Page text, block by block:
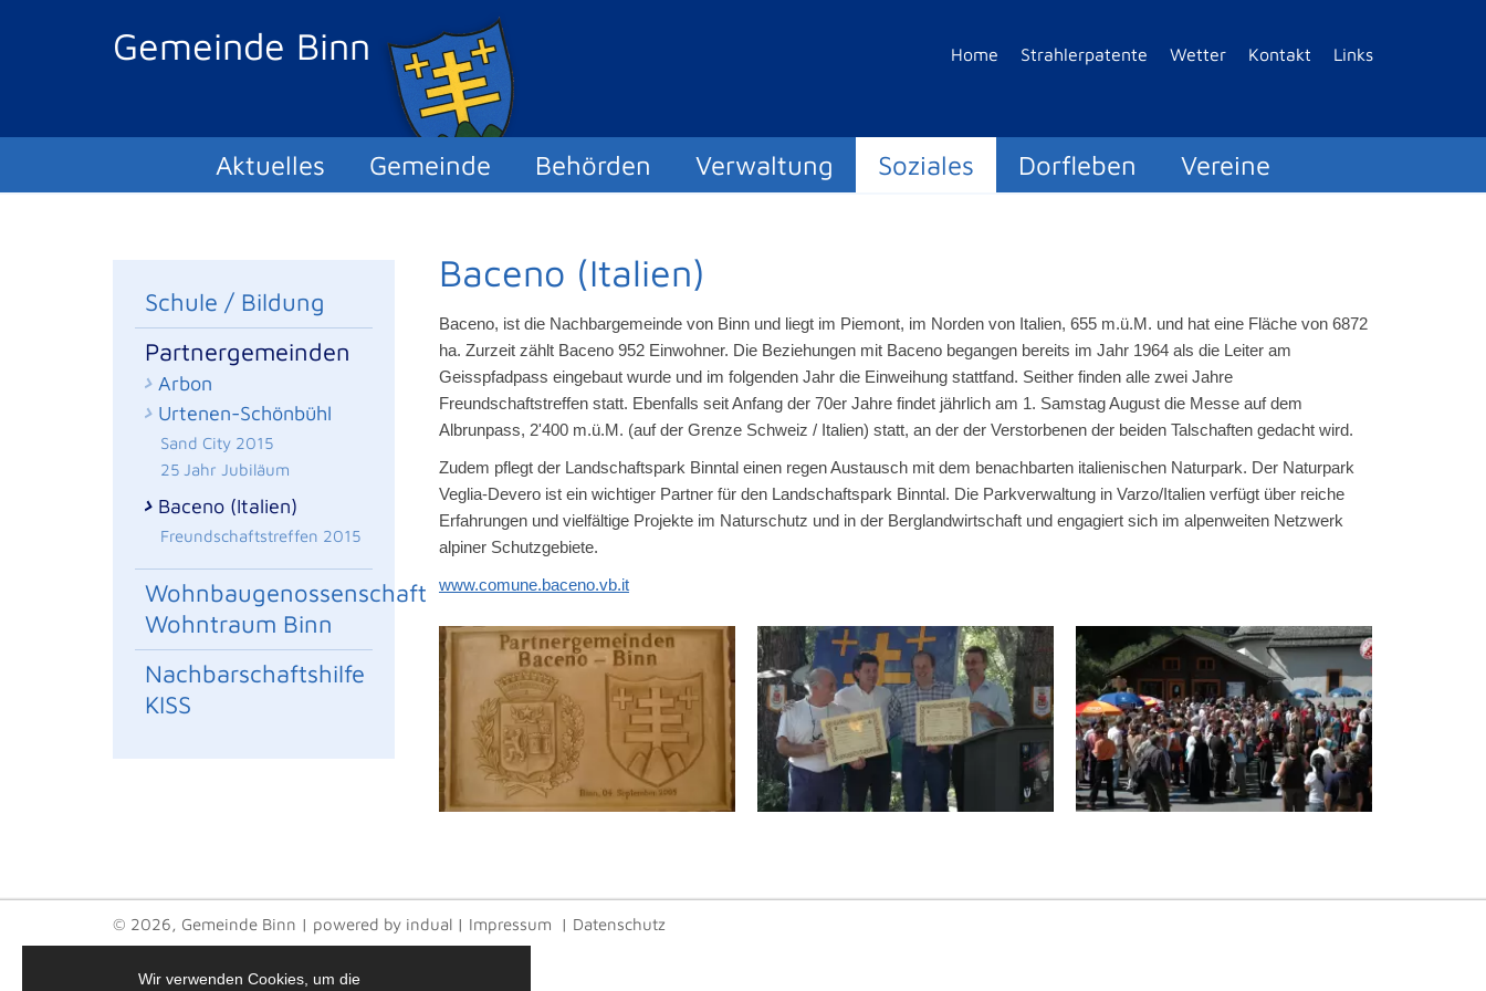
Gemeinde Binn Home Strahlerpatente Wetter Kontakt Links
Aktuelles Gemeinde Behörden Verwaltung Soziales Dorfleben Vereine
Schule / Bildung
Partnergemeinden
Arbon
Urtenen-Schönbühl
Sand City 2015
25 Jahr Jubiläum
Baceno (Italien)
Freundschaftstreffen 2015
Wohnbaugenossenschaft
Wohntraum Binn
Nachbarschaftshilfe
KISS
Baceno (Italien)
Baceno, ist die Nachbargemeinde von Binn und liegt im Piemont, im Norden von Italien, 655 m.ü.M. und hat eine Fläche von 6872
ha. Zurzeit zählt Baceno 952 Einwohner. Die Beziehungen mit Baceno begangen bereits im Jahr 1964 als die Leiter am
Geisspfadpass eingebaut wurde und im folgenden Jahr die Einweihung stattfand. Seither finden alle zwei Jahre
Freundschaftstreffen statt. Ebenfalls seit Anfang der 70er Jahre findet jährlich am 1. Samstag August die Messe auf dem
Albrunpass, 2'400 m.ü.M. (auf der Grenze Schweiz / Italien) statt, an der der Verstorbenen der beiden Talschaften gedacht wird.
Zudem pflegt der Landschaftspark Binntal einen regen Austausch mit dem benachbarten italienischen Naturpark. Der Naturpark
Veglia-Devero ist ein wichtiger Partner für den Landschaftspark Binntal. Die Parkverwaltung in Varzo/Italien verfügt über reiche
Erfahrungen und vielfältige Projekte im Naturschutz und in der Berglandwirtschaft und engagiert sich im alpenweiten Netzwerk
alpiner Schutzgebiete.
www.comune.baceno.vb.it
© 2026, Gemeinde Binn | powered by indual | Impressum | Datenschutz
Wir verwenden Cookies, um die